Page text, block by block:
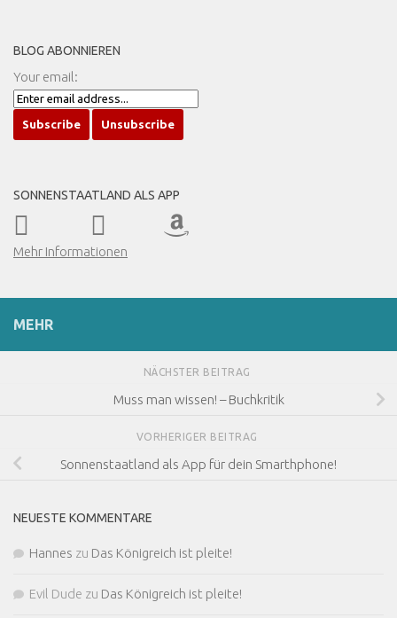
BLOG ABONNIEREN
Your email:
SONNENSTAATLAND ALS APP
Mehr Informationen
MEHR
NÄCHSTER BEITRAG
Muss man wissen! – Buchkritik
VORHERIGER BEITRAG
Sonnenstaatland als App für dein Smarthphone!
NEUESTE KOMMENTARE
Hannes zu Das Königreich ist pleite!
Evil Dude zu Das Königreich ist pleite!